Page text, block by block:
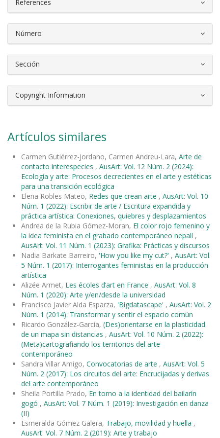
References
Número
Sección
Copyright Information
Artículos similares
Carmen Gutiérrez-Jordano, Carmen Andreu-Lara, Arte de
contacto interespecies , AusArt: Vol. 12 Núm. 2 (2024):
Ecología y arte: Procesos decrecientes en el arte y estéticas
para una transición ecológica
Elena Robles Mateo, Redes que crean arte , AusArt: Vol. 10
Núm. 1 (2022): Escribir de arte / Escritura expandida y
práctica artística: Conexiones, quiebres y desplazamientos
Andrea de la Rubia Gómez-Moran, El color rojo femenino y
la idea feminista en el grabado contemporáneo nepalí ,
AusArt: Vol. 11 Núm. 1 (2023): Grafika: Prácticas y discursos
Nadia Barkate Barreiro, 'How you like my cut?' , AusArt: Vol.
5 Núm. 1 (2017): Interrogantes feministas en la producción
artística
Alizée Armet, Les écoles d’art en France , AusArt: Vol. 8
Núm. 1 (2020): Arte y/en/desde la universidad
Francisco Javier Alda Esparza, 'Bigdatascape' , AusArt: Vol. 2
Núm. 1 (2014): Transformar y sentir el espacio común
Ricardo González-García, (Des)orientarse en la plasticidad
de un mapa sin distancias , AusArt: Vol. 10 Núm. 2 (2022):
(Meta)cartografiando los territorios del arte
contemporáneo
Sandra Villar Amigo, Convocatorias de arte , AusArt: Vol. 5
Núm. 2 (2017): Los circuitos del arte: Encrucijadas y derivas
del arte contemporáneo
Sheila Portilla Prado, En torno a la identidad del bailarín
gogó , AusArt: Vol. 7 Núm. 1 (2019): Investigación en danza
(II)
Esmeralda Gómez Galera, Trabajo, movilidad y huella ,
AusArt: Vol. 7 Núm. 2 (2019): Arte y trabajo